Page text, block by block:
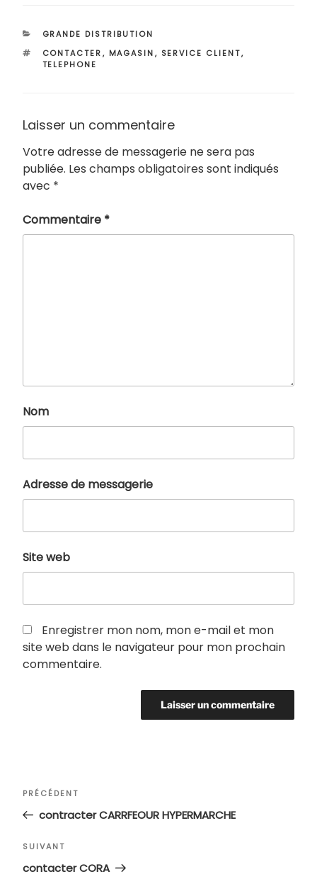
CATÉGORIES
GRANDE DISTRIBUTION
ÉTIQUETTES
CONTACTER, MAGASIN, SERVICE CLIENT,
TELEPHONE
Laisser un commentaire
Votre adresse de messagerie ne sera pas
publiée. Les champs obligatoires sont indiqués
avec *
Commentaire *
Nom
Adresse de messagerie
Site web
Enregistrer mon nom, mon e-mail et mon
site web dans le navigateur pour mon prochain
commentaire.
Navigation
l’article
Article
précédent
PRÉCÉDENT
contracter CARRFEOUR HYPERMARCHE
Article
suivant
SUIVANT
contacter CORA